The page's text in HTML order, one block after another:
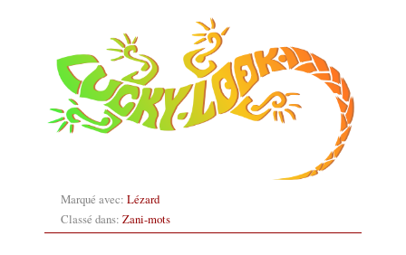
Marqué avec: Lézard
Classé dans: Zani-mots